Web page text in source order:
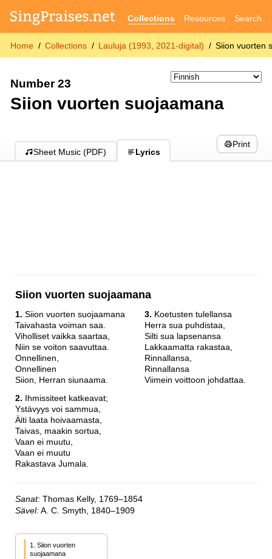
Collections Resources Search
Home Collections Lauluja (1993, 2021-digital) Siion vuorten
Number 23
Siion vuorten suojaamana
Sheet Music (PDF) Lyrics
Print
Siion vuorten suojaamana
1.Siion vuorten suojaamana
Taivahasta voiman saa.
Viholliset vaikka saartaa,
Niin se voiton saavuttaa.
Onnellinen,
Onnellinen
Siion, Herran siunaama.
2. Ihmissiteet katkeavat;
Ystävyys voi sammua,
Äiti laata hoivaamasta,
Taivas, maakin sortua,
Vaan ei muutu,
Vaan ei muutu
Rakastava Jumala.
3. Koetusten tulellansa
Herra sua puhdistaa,
Silti sua lapsenansa
Lakkaamatta rakastaa,
Rinnallansa,
Rinnallansa
Viimein voittoon johdattaa.
Sanat: Thomas Kelly, 1769–1854
Sävel:A. C. Smyth, 1840–1909
1. Siion vuorten
suojaamana